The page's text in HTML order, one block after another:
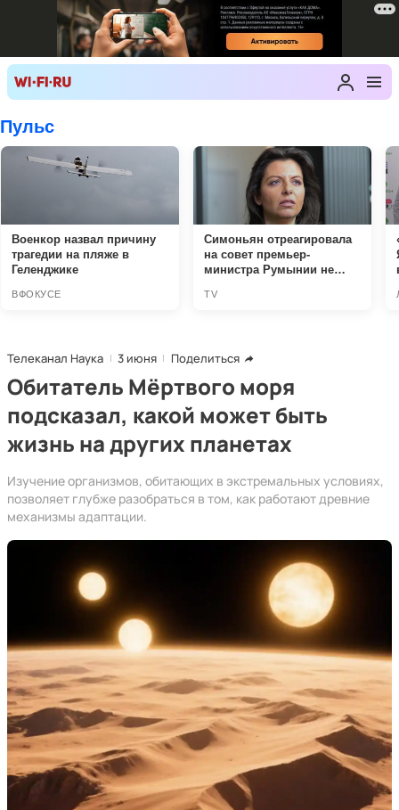
Телеканал Наука 3 июня Поделиться
Обитатель Мёртвого моря
подсказал, какой может быть
жизнь на других планетах
Изучение организмов, обитающих в экстремальных условиях,
позволяет глубже разобраться в том, как работают древние
механизмы адаптации.